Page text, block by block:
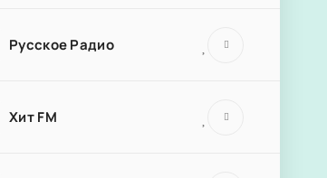
Русское Радио
Хит FM